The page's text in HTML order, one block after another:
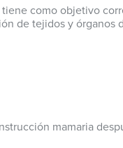
como objetivo
de tejidos y órganos
mamaria